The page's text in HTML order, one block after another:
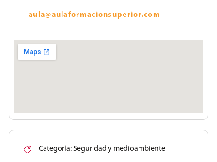
aula@aulaformacionsuperior.com
Categoría:Seguridad y medioambiente